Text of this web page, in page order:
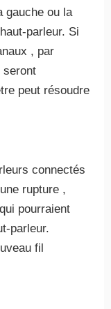
gauche ou la
parleur. Si
, par
seront
peut résoudre
connectés
rupture ,
pourraient
parleur.
fil